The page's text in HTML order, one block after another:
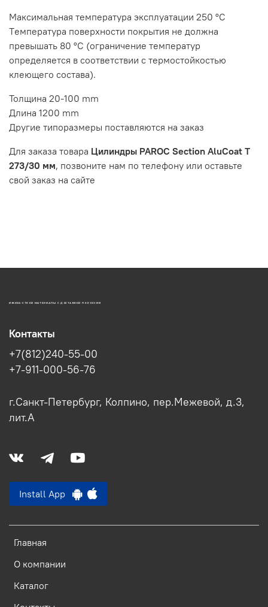
Макcимальная температура эксплуатации 250 °C
Tемпература поверхности покрытия не должна
превышать 80 °C (ограничение температур
определяется в соответствии с термостойкостью
клеющего состава).
Толщина 20-100 mm
Длина 1200 mm
Другие типоразмеры поставляются на заказ
Для заказа товара Цилиндры PAROC Section AluCoat T
273/30 мм, позвоните нам по телефону или оставьте
свой заказ на сайте
ИЖОРА-СТРОЙ МАТЕРИАЛЫ С ДОСТАВКОЙ ПО РОССИИ
Главная
О компании
Каталог
Контакты
+7(812)240-55-00
+7-911-000-56-76
г.Санкт-Петербург, Колпино, пер.Межевой, д.3,
лит.А
Install App